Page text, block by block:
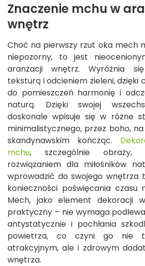
Znaczenie mchu w
wnętrz
Choć na pierwszy rzut oka mech
niepozorny, to jest
aranżacji wnętrz. Wyróżnia
teksturą i odcieniem zieleni, dzięki
do pomieszczeń harmonię i
naturą. Dzięki swojej
doskonale wpisuje się w różne
minimalistycznego, przez boho,
skandynawskim kończąc.
mchu, szczególnie obrazy,
rozwiązaniem dla miłośników
wprowadzić do swojego wnętrza
konieczności poświęcania czasu
Mech, jako element dekoracji
praktyczny – nie wymaga
antystatycznie i pochłania
powietrza, co czyni go nie
atrakcyjnym, ale i zdrowym
wnętrza.